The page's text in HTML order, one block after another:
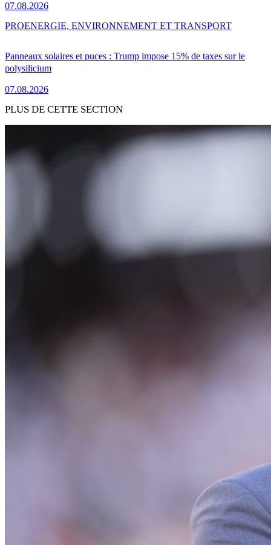
07.08.2026
Panneaux solaires et puces : Trump impose 15% de taxes sur le
polysilicium
07.08.2026
PROENERGIE, ENVIRONNEMENT ET TRANSPORT
PLUS DE CETTE SECTION